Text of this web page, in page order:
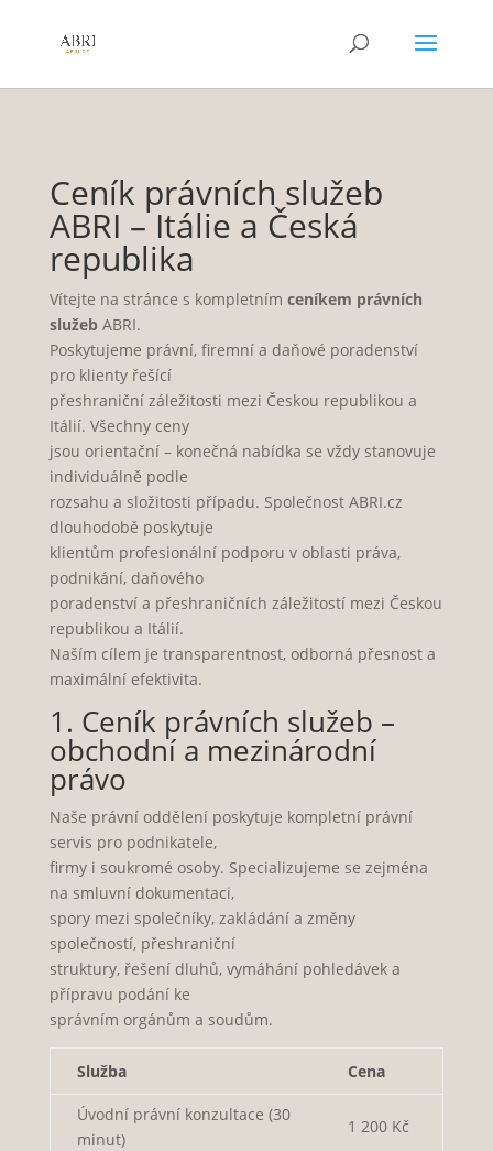
Ceník právních služeb
ABRI – Itálie a Česká
republika
Vítejte na stránce s kompletním ceníkem právních
služeb ABRI.
Poskytujeme právní, firemní a daňové poradenství
pro klienty řešící
přeshraniční záležitosti mezi Českou republikou a
Itálií. Všechny ceny
jsou orientační – konečná nabídka se vždy stanovuje
individuálně podle
rozsahu a složitosti případu. Společnost ABRI.cz
dlouhodobě poskytuje
klientům profesionální podporu v oblasti práva,
podnikání, daňového
poradenství a přeshraničních záležitostí mezi Českou
republikou a Itálií.
Naším cílem je transparentnost, odborná přesnost a
maximální efektivita.
1. Ceník právních služeb –
obchodní a mezinárodní
právo
Naše právní oddělení poskytuje kompletní právní
servis pro podnikatele,
firmy i soukromé osoby. Specializujeme se zejména
na smluvní dokumentaci,
spory mezi společníky, zakládání a změny
společností, přeshraniční
struktury, řešení dluhů, vymáhání pohledávek a
přípravu podání ke
správním orgánům a soudům.
Služba Cena
Úvodní právní konzultace (30
minut)
1 200 Kč